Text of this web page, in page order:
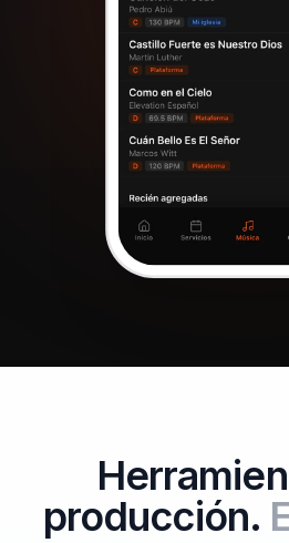
producción.